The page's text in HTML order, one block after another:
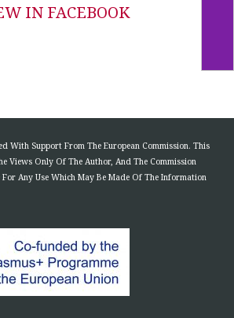
IN FACEBOOK
With Support From The European Commission. This
Views Only Of The Author, And The Commission
For Any Use Which May Be Made Of The Information